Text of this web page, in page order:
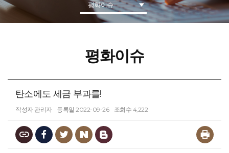
평화이슈
평화이슈
탄소에도 세금 부과를!
작성자 관리자 등록일 2022-09-26 조회수 4,222